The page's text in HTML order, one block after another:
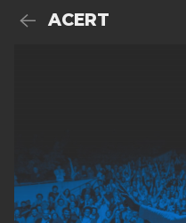
ACERT